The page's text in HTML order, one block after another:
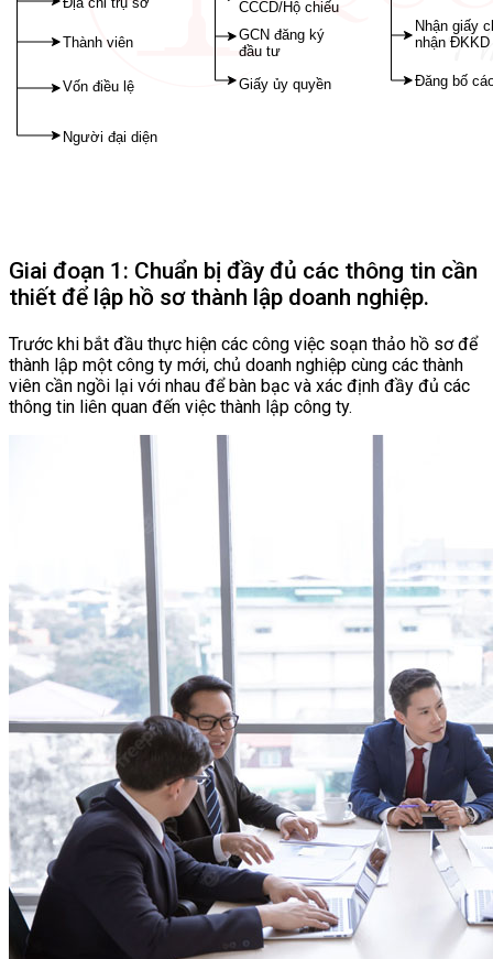
Giai đoạn 1: Chuẩn bị đầy đủ các thông tin cần
thiết để lập hồ sơ thành lập doanh nghiệp.
Trước khi bắt đầu thực hiện các công việc soạn thảo hồ sơ để
thành lập một công ty mới, chủ doanh nghiệp cùng các thành
viên cần ngồi lại với nhau để bàn bạc và xác định đầy đủ các
thông tin liên quan đến việc thành lập công ty.